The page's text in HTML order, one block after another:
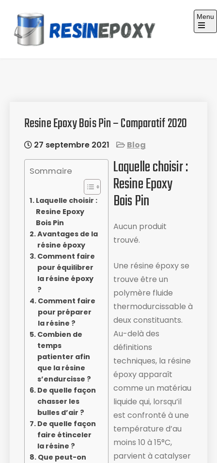
content
Menu
Resine Epoxy Bois Pin – Comparatif 2020
27 septembre 2021 Blog
Sommaire
Laquelle choisir :
Resine Epoxy
Bois Pin
Avantages de la
résine époxy
Comment faire
pour équilibrer
la résine époxy
?
Comment faire
pour préparer
la résine ?
Combien de
temps
patienter afin
que la résine
s’endurcisse ?
De quelle façon
chasser les
bulles d’air ?
De quelle façon
faire étinceler
la résine ?
Que peut-on
Laquelle choisir :
Resine Epoxy
Bois Pin
Aucun produit
trouvé.
Une résine époxy se
trouve être un
polymère fluide
thermodurcissable à
deux constituants.
Au-delà des
définitions
techniques, la résine
époxy apparaît
comme un matériau
liquide ​qui, lorsqu’il
est confronté à une
température d’au
moins 10 à 15°C,
parvient à catalyser